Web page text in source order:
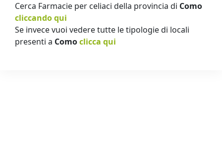
Cerca Farmacie per celiaci della provincia di Como
cliccando qui
Se invece vuoi vedere tutte le tipologie di locali
presenti a Comoclicca qui